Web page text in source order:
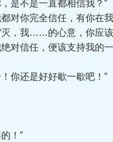
是不是一直都相信我？”
你完全信任，有你在
，我……的心意，你应该
信任，便该支持我的一
你还是好好歇一歇吧！”
！”